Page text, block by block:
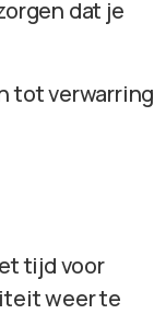
dat je
tot verwarring
tijd voor
weer te